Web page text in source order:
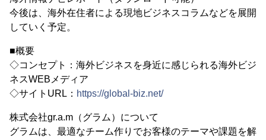
今後は、海外在住者による現地ビジネスコラムなどを展開
していく予定。
■概要
◇コンセプト：海外ビジネスを身近に感じられる海外ビジ
ネスWEBメディア
◇サイトURL： https://global-biz.net/
株式会社gr.a.m（グラム）について
グラムは、最適なチーム作りでお客様のテーマや課題を解